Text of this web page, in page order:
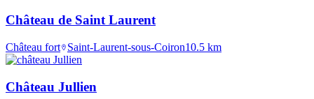
Château de Saint Laurent
Château fort Saint-Laurent-sous-Coiron10.5 km
Château Jullien